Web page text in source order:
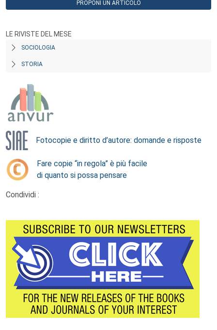
PROPONI UN ARTICOLO
LE RIVISTE DEL MESE
SOCIOLOGIA
STORIA
Fotocopie e diritto d’autore: domande e risposte
Fare copie “in regola” è più facile
di quanto si possa pensare
Condividi :